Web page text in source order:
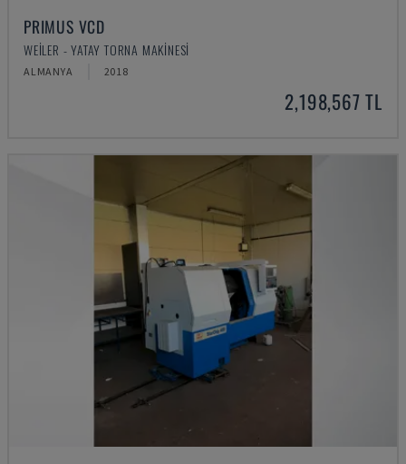
PRIMUS VCD
WEILER - YATAY TORNA MAKINESI
ALMANYA 2018
2,198,567 TL